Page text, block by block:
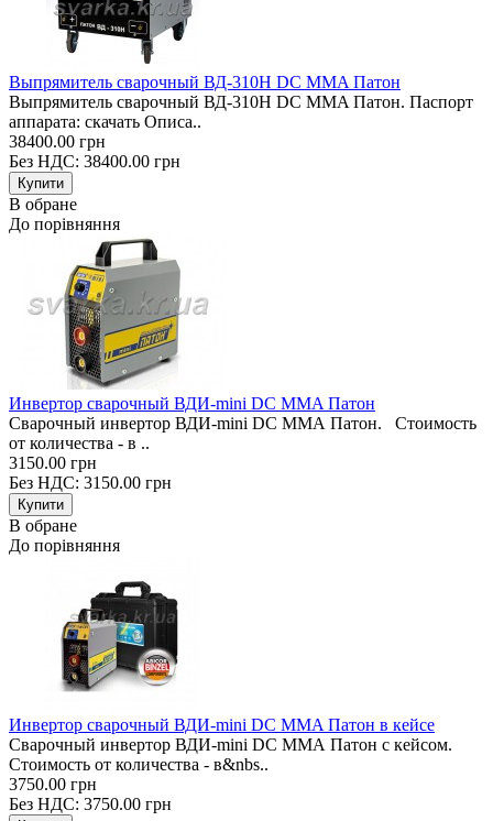
Выпрямитель сварочный ВД-310H DC MMA Патон
Выпрямитель сварочный ВД-310H DC MMA Патон. Паспорт
аппарата: скачать Описа..
38400.00 грн
Без НДС: 38400.00 грн
В обране
До порівняння
Инвертор сварочный ВДИ-mini DC MMA Патон
Сварочный инвертор ВДИ-mini DC MMA Патон. Стоимость
от количества - в ..
3150.00 грн
Без НДС: 3150.00 грн
В обране
До порівняння
Инвертор сварочный ВДИ-mini DC MMA Патон в кейсе
Сварочный инвертор ВДИ-mini DC MMA Патон с кейсом.
Стоимость от количества - в&nbs..
3750.00 грн
Без НДС: 3750.00 грн